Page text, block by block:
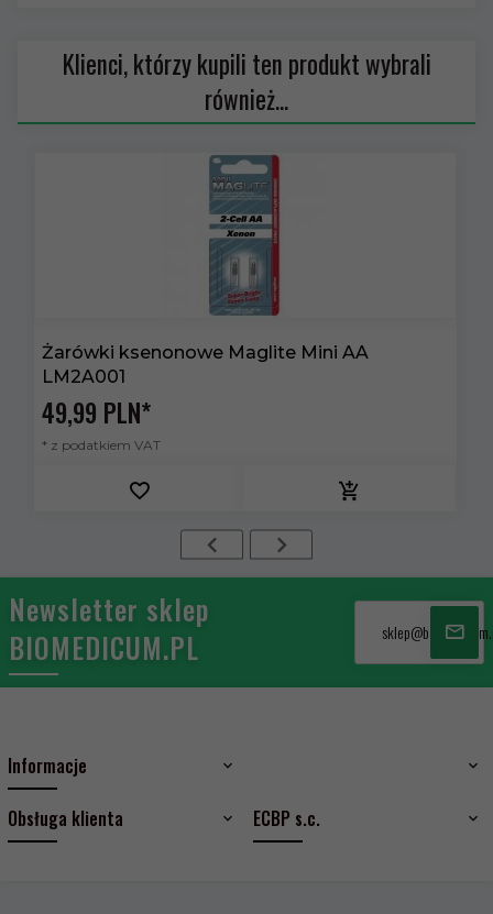
Klienci, którzy kupili ten produkt wybrali
również...
Żarówki ksenonowe Maglite Mini AA
LM2A001
49,99 PLN*
* z podatkiem VAT
Newsletter sklep
BIOMEDICUM.PL
Informacje
Obsługa klienta
ECBP s.c.